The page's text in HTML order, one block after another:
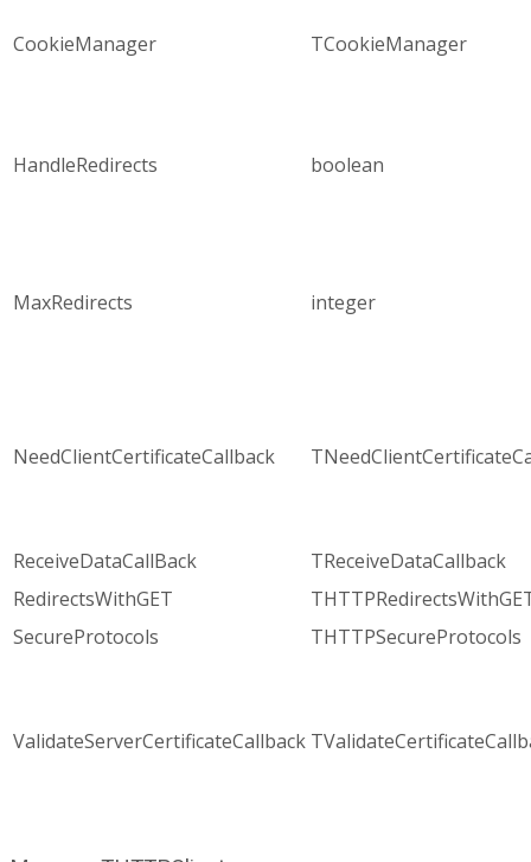
CookieManager TCookieManager
HandleRedirects boolean
MaxRedirects integer
NeedClientCertificateCallback
ReceiveDataCallBack
TReceiveDataCallback
RedirectsWithGET
SecureProtocols
THTTPSecureProtocols
ValidateServerCertificateCallback